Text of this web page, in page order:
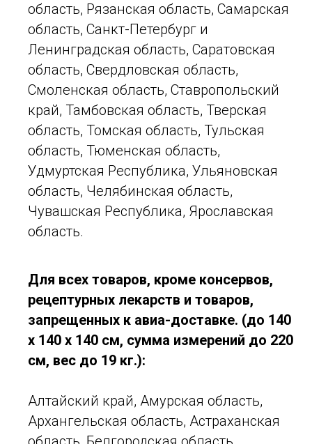
область, Рязанская область, Самарская
область, Санкт-Петербург и
Ленинградская область, Саратовская
область, Свердловская область,
Смоленская область, Ставропольский
край, Тамбовская область, Тверская
область, Томская область, Тульская
область, Тюменская область,
Удмуртская Республика, Ульяновская
область, Челябинская область,
Чувашская Республика, Ярославская
область.
Для всех товаров, кроме консервов,
рецептурных лекарств и товаров,
запрещенных к авиа-доставке. (до 140
x 140 x 140 см, сумма измерений до 220
см, вес до 19 кг.):
Алтайский край, Амурская область,
Архангельская область, Астраханская